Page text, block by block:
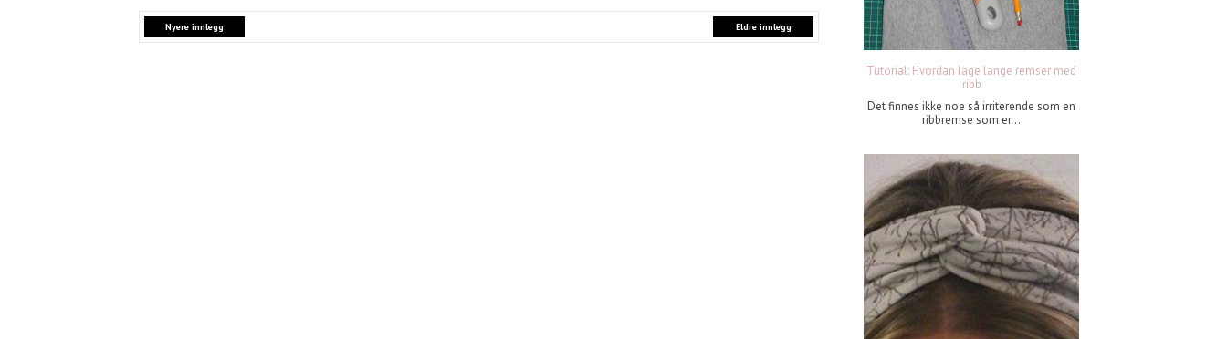
Nyere innlegg Eldre innlegg
Tutorial: Hvordan lage lange remser med
ribb
Det finnes ikke noe så irriterende som en
ribbremse som er...